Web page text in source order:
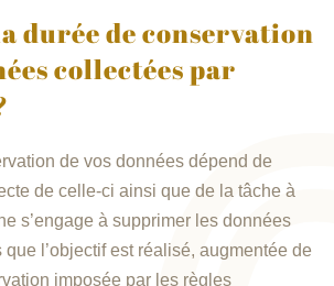
durée de conservation
collectées par
de vos données dépend de
de celle-ci ainsi que de la tâche à
s’engage à supprimer les données
l’objectif est réalisé, augmentée de
imposée par les règles